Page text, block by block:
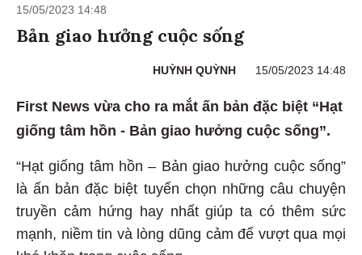
15/05/2023 14:48
Bản giao hưởng cuộc sống
HUỲNH QUỲNH 15/05/2023 14:48
First News vừa cho ra mắt ấn bản đặc biệt “Hạt
giống tâm hồn - Bản giao hưởng cuộc sống”.
“Hạt giống tâm hồn – Bản giao hưởng cuộc sống”
là ấn bản đặc biệt tuyển chọn những câu chuyện
truyền cảm hứng hay nhất giúp ta có thêm sức
mạnh, niềm tin và lòng dũng cảm để vượt qua mọi